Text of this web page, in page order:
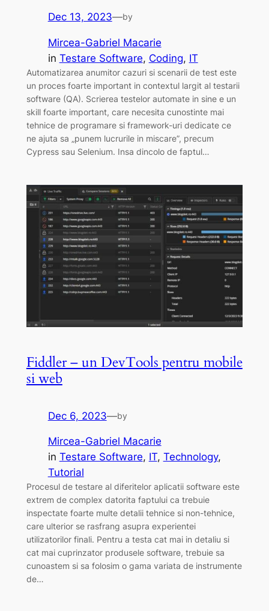
Dec 13, 2023—by
Mircea-Gabriel Macarie
in Testare Software, Coding, IT
Automatizarea anumitor cazuri si scenarii de test este
un proces foarte important in contextul largit al testarii
software (QA). Scrierea testelor automate in sine e un
skill foarte important, care necesita cunostinte mai
tehnice de programare si framework-uri dedicate ce
ne ajuta sa „punem lucrurile in miscare”, precum
Cypress sau Selenium. Insa dincolo de faptul…
Fiddler – un DevTools pentru mobile
si web
Dec 6, 2023—by
Mircea-Gabriel Macarie
in Testare Software, IT, Technology
Tutorial
Procesul de testare al diferitelor aplicatii software este
extrem de complex datorita faptului ca trebuie
inspectate foarte multe detalii tehnice si non-tehnice,
care ulterior se rasfrang asupra experientei
utilizatorilor finali. Pentru a testa cat mai in detaliu si
cat mai cuprinzator produsele software, trebuie sa
cunoastem si sa folosim o gama variata de instrumente
de…